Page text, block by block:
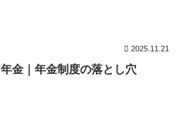
2025.11.21
年金｜年金制度の落とし穴